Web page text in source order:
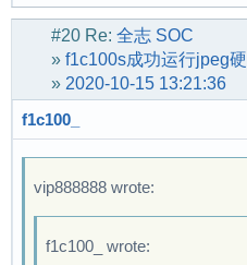
#20 Re: 全志 SOC
» f1c100s成功运行jpeg
» 2020-10-15 13:21:36
f1c100_
vip888888 wrote:
f1c100_ wrote: